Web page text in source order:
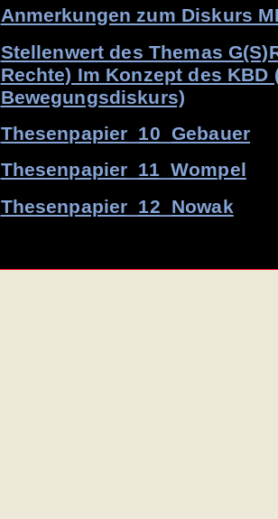
Anmerkungen zum Diskurs
Stellenwert des Themas
Rechte) Im Konzept des
Bewegungsdiskurs)
Thesenpapier_10_Gebauer
Thesenpapier_11_Wompel
Thesenpapier_12_Nowak